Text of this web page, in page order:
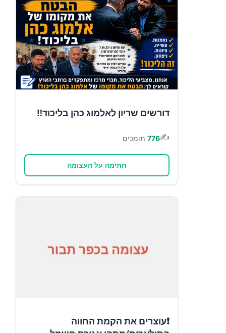
דורשים שריון לאלמוג כהן בליכוד‼️
✍️
776 תומכים
חתימה על העצומה
❗עוצרים את הקמת החווה